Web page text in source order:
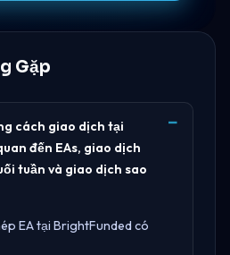
Gặp
cách giao dịch tại
đến EAs, giao dịch
tuần và giao dịch sao
EA tại BrightFunded có